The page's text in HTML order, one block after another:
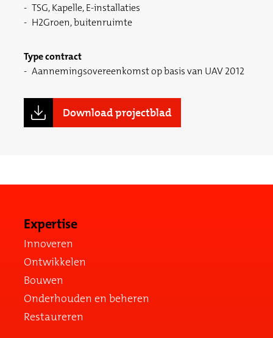
TSG, Kapelle, E-installaties
H2Groen, buitenruimte
Type contract
Aannemingsovereenkomst op basis van UAV 2012
Download projectblad
Expertise
Innoveren
Ontwikkelen
Bouwen
Onderhouden en beheren
Restaureren